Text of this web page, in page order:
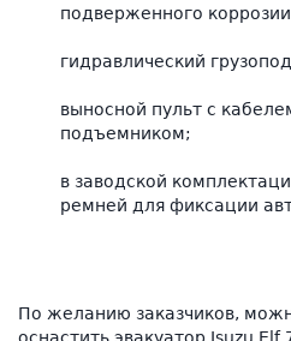
подверженного
гидравлический
выносной пульт с
подъемником;
в заводской
ремней для фиксации
По желанию заказчиков,